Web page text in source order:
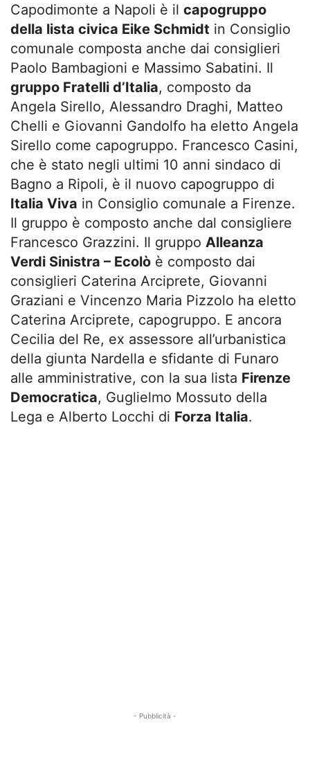
Capodimonte a Napoli è il capogruppo
della lista civica Eike Schmidt in Consiglio
comunale composta anche dai consiglieri
Paolo Bambagioni e Massimo Sabatini. Il
gruppo Fratelli d’Italia, composto da
Angela Sirello, Alessandro Draghi, Matteo
Chelli e Giovanni Gandolfo ha eletto Angela
Sirello come capogruppo. Francesco Casini,
che è stato negli ultimi 10 anni sindaco di
Bagno a Ripoli, è il nuovo capogruppo di
Italia Viva in Consiglio comunale a Firenze.
Il gruppo è composto anche dal consigliere
Francesco Grazzini. Il gruppo Alleanza
Verdi Sinistra – Ecolò è composto dai
consiglieri Caterina Arciprete, Giovanni
Graziani e Vincenzo Maria Pizzolo ha eletto
Caterina Arciprete, capogruppo. E ancora
Cecilia del Re, ex assessore all’urbanistica
della giunta Nardella e sfidante di Funaro
alle amministrative, con la sua lista Firenze
Democratica, Guglielmo Mossuto della
Lega e Alberto Locchi di Forza Italia.
- Pubblicità -